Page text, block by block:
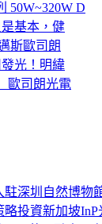
50W~320W D
是基本，健
斯歐司朗
光！明緯
歐司朗光電
駐深圳自然博物
投資新加坡